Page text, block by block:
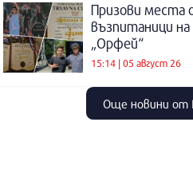
Призови места
възпитаници
„Орфей“
15:14 | 05 август 26
Още новини от